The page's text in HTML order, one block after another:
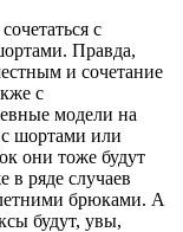
с
Правда,
и сочетание
с
модели на
с шортами или
они тоже будут
в ряде случаев
брюками. А
будут, увы,